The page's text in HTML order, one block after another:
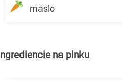
maslo
Ingrediencie na plnku